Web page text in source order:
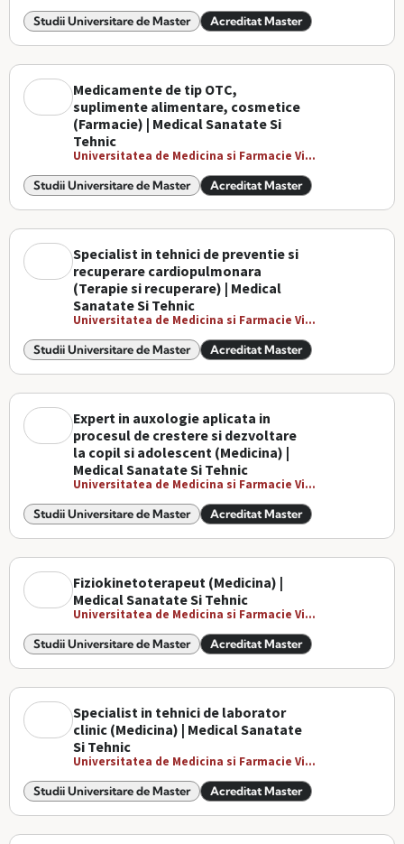
Studii Universitare de Master Acreditat Master
Medicamente de tip OTC,
suplimente alimentare, cosmetice
(Farmacie) | Medical Sanatate Si
Tehnic
Universitatea de Medicina si Farmacie Vi...
Studii Universitare de Master Acreditat Master
Specialist in tehnici de preventie si
recuperare cardiopulmonara
(Terapie si recuperare) | Medical
Sanatate Si Tehnic
Universitatea de Medicina si Farmacie Vi...
Studii Universitare de Master Acreditat Master
Expert in auxologie aplicata in
procesul de crestere si dezvoltare
la copil si adolescent (Medicina) |
Medical Sanatate Si Tehnic
Universitatea de Medicina si Farmacie Vi...
Studii Universitare de Master Acreditat Master
Fiziokinetoterapeut (Medicina) |
Medical Sanatate Si Tehnic
Universitatea de Medicina si Farmacie Vi...
Studii Universitare de Master Acreditat Master
Specialist in tehnici de laborator
clinic (Medicina) | Medical Sanatate
Si Tehnic
Universitatea de Medicina si Farmacie Vi...
Studii Universitare de Master Acreditat Master